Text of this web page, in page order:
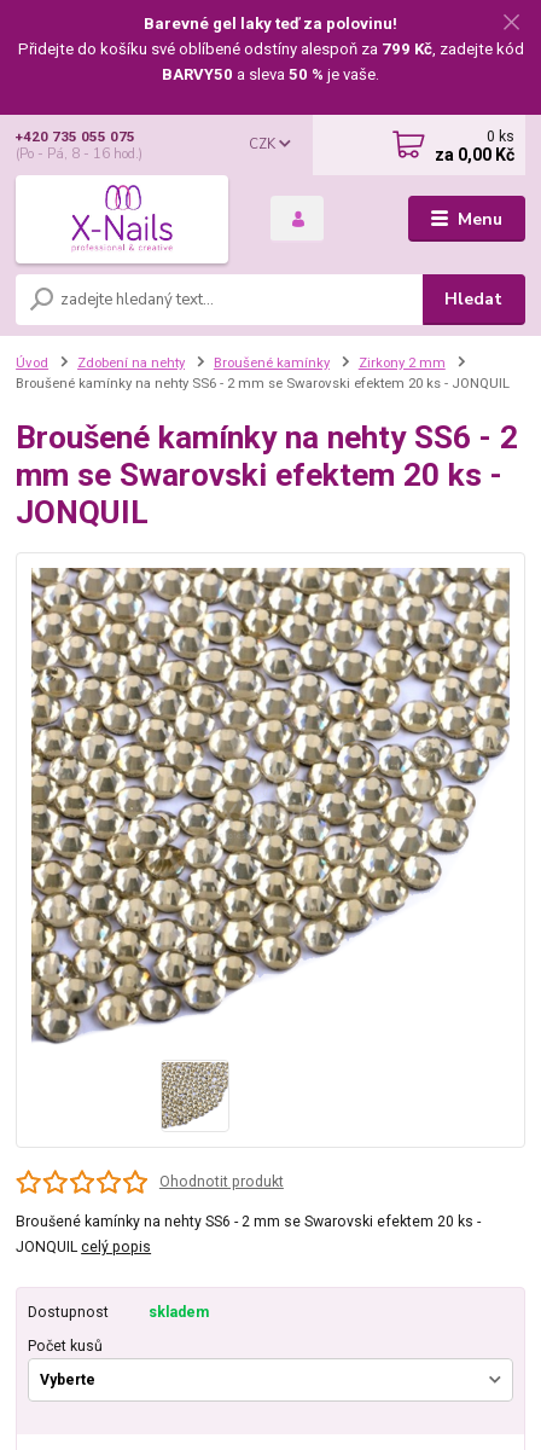
Barevné gel laky teď za polovinu!
Přidejte do košíku své oblíbené odstíny alespoň za 799 Kč, zadejte kód
BARVY50 a sleva 50 % je vaše.
Menu
CZK
Hledat
+420 735 055 075
(Po - Pá, 8 - 16 hod.)
0 ks
za 0,00 Kč
Úvod Zdobení na nehty Broušené kamínky
Zirkony 2 mm
Broušené kamínky na nehty SS6 - 2 mm se Swarovski efektem 20 ks - JONQUIL
Broušené kamínky na nehty SS6 - 2
mm se Swarovski efektem 20 ks -
JONQUIL
Ohodnotit produkt
Broušené kamínky na nehty SS6 - 2 mm se Swarovski efektem 20 ks -
JONQUILcelý popis
Dostupnost skladem
Počet kusů